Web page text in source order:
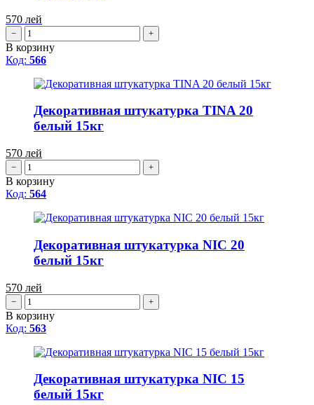
570 лей
− +
В корзину
Код: 566
Декоративная штукатурка TINA 20
белый 15кг
570 лей
− +
В корзину
Код: 564
Декоративная штукатурка NIC 20
белый 15кг
570 лей
− +
В корзину
Код: 563
Декоративная штукатурка NIC 15
белый 15кг